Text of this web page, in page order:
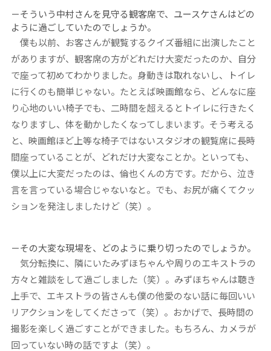
－そういう中村さんを見守る観客席で、ユースケさんはどの
ように過ごしていたのでしょうか。
僕も以前、お客さんが観覧するクイズ番組に出演したこと
がありますが、観客席の方がどれだけ大変だったのか、自分
で座って初めてわかりました。身動きは取れないし、トイレ
に行くのも簡単じゃない。たとえば映画館なら、どんなに座
り心地のいい椅子でも、二時間を超えるとトイレに行きたく
なりますし、体を動かしたくなってしまいます。そう考える
と、映画館ほど上等な椅子ではないスタジオの観覧席に長時
間座っていることが、どれだけ大変なことか。といっても、
僕以上に大変だったのは、倫也くんの方です。だから、泣き
言を言っている場合じゃないなと。でも、お尻が痛くてクッ
ションを発注しましたけど（笑）。
－その大変な現場を、どのように乗り切ったのでしょうか。
気分転換に、隣にいたみずほちゃんや周りのエキストラの
方々と雑談をして過ごしました（笑）。みずほちゃんは聴き
上手で、エキストラの皆さんも僕の他愛のない話に毎回いい
リアクションをしてくださって（笑）。おかげで、長時間の
撮影を楽しく過ごすことができました。もちろん、カメラが
回っていない時の話ですよ（笑）。